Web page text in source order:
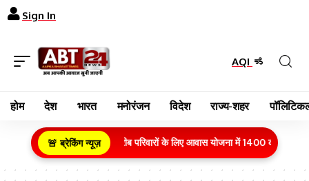
Sign In
AQI
होम देश भारत मनोरंजन विदेश राज्य-शहर
🚨 ब्रेकिंग न्यूज़
ग्रामीण क्षेत्र के गरीब परिवारों के लिए आवास योजना में 1400 करोड़ रुपये